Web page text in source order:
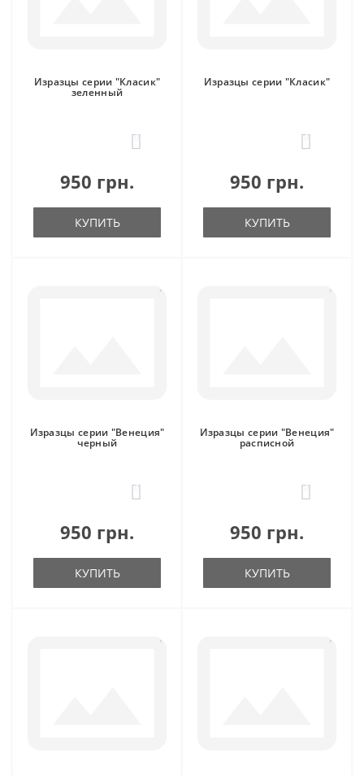
Изразцы серии "Класик"
зеленный
0
950 грн.
КУПИТЬ
Изразцы серии "Класик"
0
950 грн.
КУПИТЬ
Изразцы серии "Венеция"
черный
0
950 грн.
КУПИТЬ
Изразцы серии "Венеция"
расписной
0
950 грн.
КУПИТЬ